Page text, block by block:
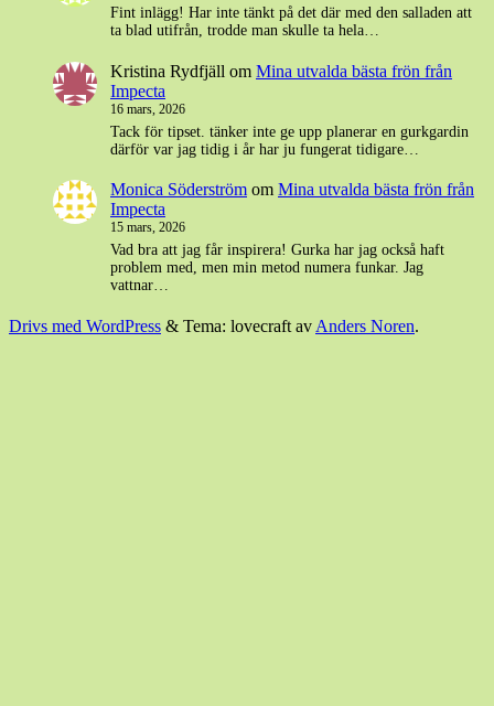
Fint inlägg! Har inte tänkt på det där med den salladen att
ta blad utifrån, trodde man skulle ta hela…
Kristina Rydfjäll om Mina utvalda bästa frön från
Impecta
16 mars, 2026
Tack för tipset. tänker inte ge upp planerar en gurkgardin
därför var jag tidig i år har ju fungerat tidigare…
Monica Söderström om Mina utvalda bästa frön från
Impecta
15 mars, 2026
Vad bra att jag får inspirera! Gurka har jag också haft
problem med, men min metod numera funkar. Jag
vattnar…
Drivs med WordPress & Tema: lovecraft av Anders Noren.